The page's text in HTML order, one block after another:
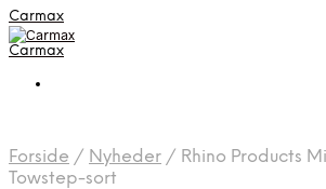
Carmax
Carmax
Forside / Nyheder / Rhino Products
Towstep-sort